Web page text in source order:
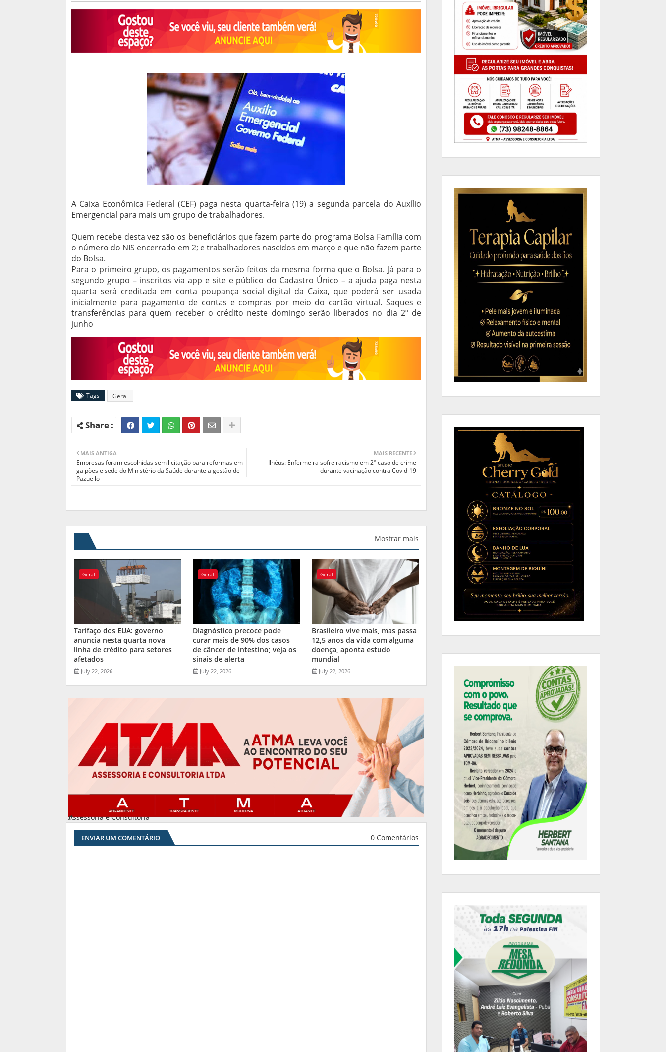
A Caixa Econômica Federal (CEF) paga nesta quarta-feira (19) a segunda parcela do Auxílio
Emergencial para mais um grupo de trabalhadores.
Quem recebe desta vez são os beneficiários que fazem parte do programa Bolsa Família com
o número do NIS encerrado em 2; e trabalhadores nascidos em março e que não fazem parte
do Bolsa.
Para o primeiro grupo, os pagamentos serão feitos da mesma forma que o Bolsa. Já para o
segundo grupo – inscritos via app e site e público do Cadastro Único – a ajuda paga nesta
quarta será creditada em conta poupança social digital da Caixa, que poderá ser usada
inicialmente para pagamento de contas e compras por meio do cartão virtual. Saques e
transferências para quem receber o crédito neste domingo serão liberados no dia 2º de
junho
Tags Geral
MAIS RECENTE
Ilhéus: Enfermeira sofre racismo em 2° caso de crime
durante vacinação contra Covid-19
MAIS ANTIGA
Empresas foram escolhidas sem licitação para reformas em
galpões e sede do Ministério da Saúde durante a gestão de
Pazuello
Mostrar mais
Geral
Tarifaço dos EUA: governo
anuncia nesta quarta nova
linha de crédito para setores
afetados
July 22, 2026
Geral
Diagnóstico precoce pode
curar mais de 90% dos casos
de câncer de intestino; veja os
sinais de alerta
July 22, 2026
Geral
Brasileiro vive mais, mas passa
12,5 anos da vida com alguma
doença, aponta estudo
mundial
July 22, 2026
Assessoria e Consultoria
#
ENVIAR UM COMENTÁRIO 0 Comentários